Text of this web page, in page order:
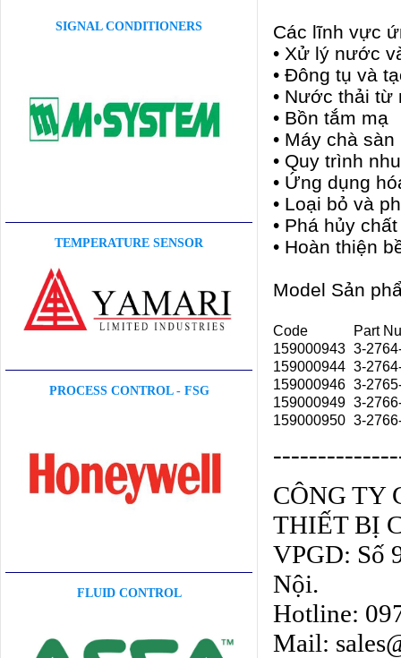
SIGNAL CONDITIONERS
TEMPERATURE SENSOR
PROCESS CONTROL - FSG
FLUID CONTROL
Các lĩnh vực
• Xử lý nước
• Đông tụ và
• Nước thải từ
• Bồn tắm mạ
• Máy chà sàn
• Quy trình
• Ứng dụng
• Loại bỏ và
• Phá hủy
• Hoàn thiện
Model Sản
Code
Part
159000943 3-
159000944 3-
159000946 3-
159000949 3-
159000950 3-
CÔNG TY
THIẾT BỊ
VPGD: Số
Nội.
Hotline:
Mail: